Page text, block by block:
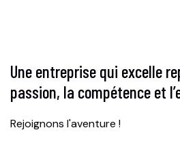
Une entreprise qui excelle
passion, la compétence et
Rejoignons l'aventure !